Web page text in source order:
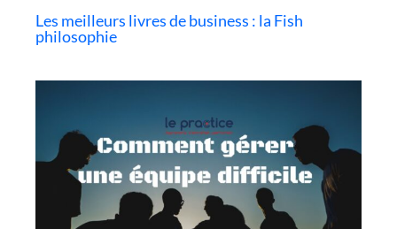
Les meilleurs livres de business : la Fish
philosophie